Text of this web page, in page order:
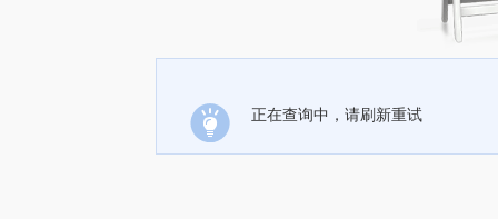
正在查询中，请刷新重试